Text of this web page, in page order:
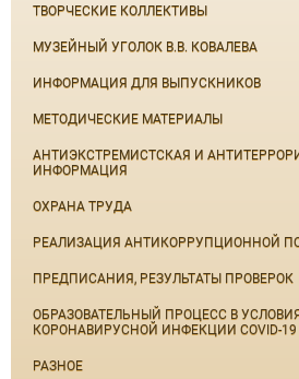
ТВОРЧЕСКИЕ КОЛЛЕКТИВЫ
МУЗЕЙНЫЙ УГОЛОК В.В. КОВАЛЕВА
ИНФОРМАЦИЯ ДЛЯ ВЫПУСКНИКОВ
МЕТОДИЧЕСКИЕ МАТЕРИАЛЫ
АНТИЭКСТРЕМИСТСКАЯ И
ИНФОРМАЦИЯ
ОХРАНА ТРУДА
РЕАЛИЗАЦИЯ АНТИКОРРУПЦИОННОЙ
ПРЕДПИСАНИЯ, РЕЗУЛЬТАТЫ ПРОВЕРОК
ОБРАЗОВАТЕЛЬНЫЙ ПРОЦЕСС В
КОРОНАВИРУСНОЙ ИНФЕКЦИИ COVID-19
РАЗНОЕ